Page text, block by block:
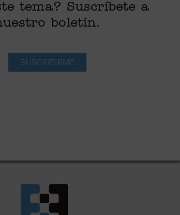
tema? Suscríbete a
boletín.
SUSCRIBIRME